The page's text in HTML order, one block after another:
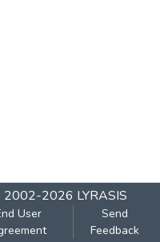
2002-2026 LYRASIS
User
Send
Feedback